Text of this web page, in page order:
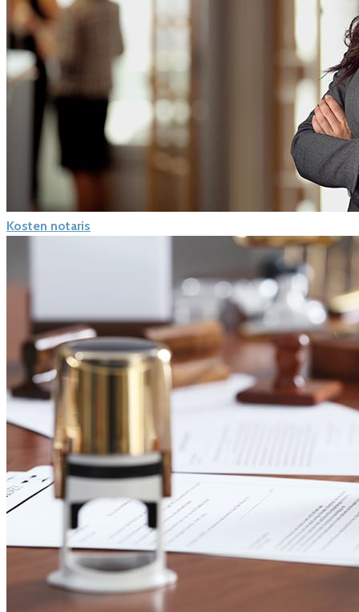
Kosten notaris